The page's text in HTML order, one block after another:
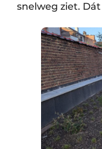
snelweg ziet.